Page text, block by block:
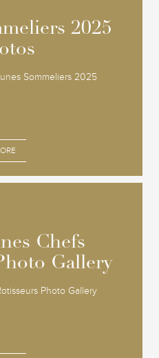
2025
Sommeliers 2025
2025
Chefs
Gallery
Photo Gallery
Chefs
Gallery